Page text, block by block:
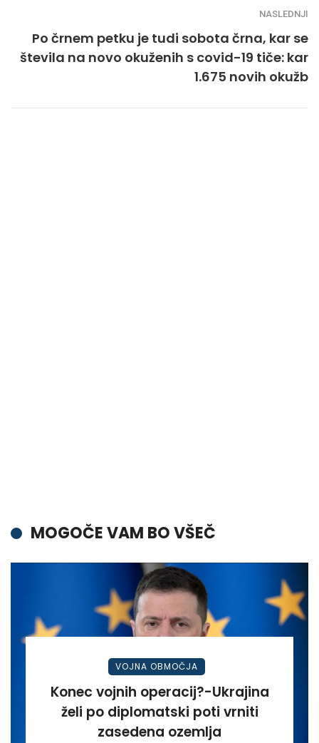
NASLEDNJI
Po črnem petku je tudi sobota črna, kar se
števila na novo okuženih s covid-19 tiče: kar
1.675 novih okužb
MOGOČE VAM BO VŠEČ
VOJNA OBMOČJA
Konec vojnih operacij?-Ukrajina
želi po diplomatski poti vrniti
zasedena ozemlja